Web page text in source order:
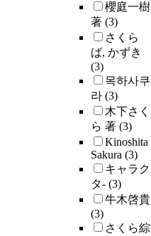
櫻庭一樹
著 (3)
さくら
ば, かずき
(3)
목하사쿠
라 (3)
木下さく
ら 著 (3)
Kinoshita
Sakura (3)
キャラク
タ- (3)
牛木啓貴
(3)
さくら綜